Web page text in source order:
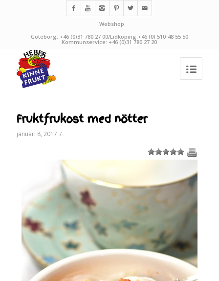
Webshop
Göteborg: +46 (0)31 780 27 00/Lidköping:+46 (0) 510-48 55 50
Kommunservice: +46 (0)31 780 27 20
Fruktfrukost med nötter
januari 8, 2017 /
1 2 3 4 5